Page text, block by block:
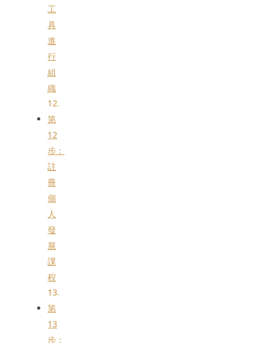
工
具
進
行
組
織
第
12
步：
註
冊
個
人
發
展
課
程
第
13
步：